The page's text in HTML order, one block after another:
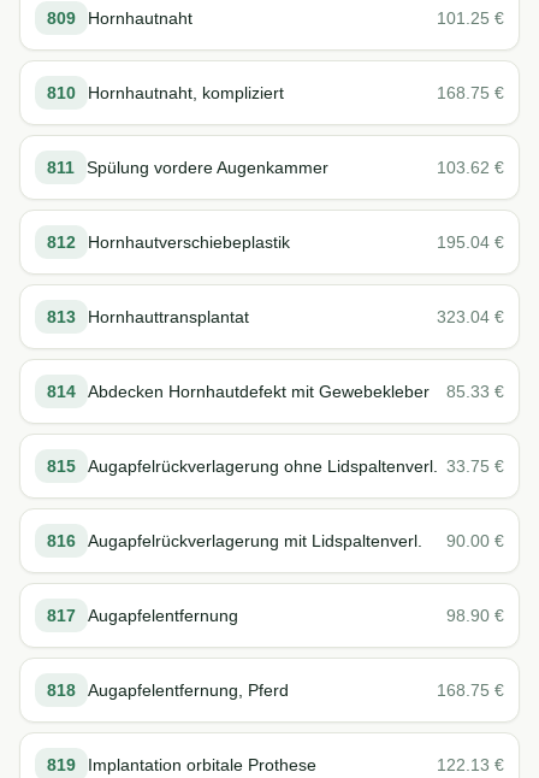
809 Hornhautnaht 101.25 €
810 Hornhautnaht, kompliziert 168.75 €
811 Spülung vordere Augenkammer 103.62 €
812 Hornhautverschiebeplastik 195.04 €
813 Hornhauttransplantat 323.04 €
814 Abdecken Hornhautdefekt mit Gewebekleber 85.33 €
815 Augapfelrückverlagerung ohne Lidspaltenverl. 33.75 €
816 Augapfelrückverlagerung mit Lidspaltenverl. 90.00 €
817 Augapfelentfernung 98.90 €
818 Augapfelentfernung, Pferd 168.75 €
819 Implantation orbitale Prothese 122.13 €